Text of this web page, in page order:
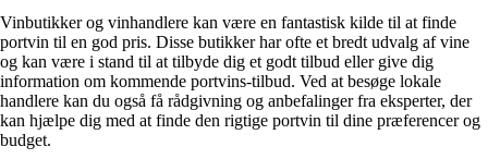
Vinbutikker og vinhandlere kan være en fantastisk kilde til at finde
portvin til en god pris. Disse butikker har ofte et bredt udvalg af vine
og kan være i stand til at tilbyde dig et godt tilbud eller give dig
information om kommende portvins-tilbud. Ved at besøge lokale
handlere kan du også få rådgivning og anbefalinger fra eksperter, der
kan hjælpe dig med at finde den rigtige portvin til dine præferencer og
budget.